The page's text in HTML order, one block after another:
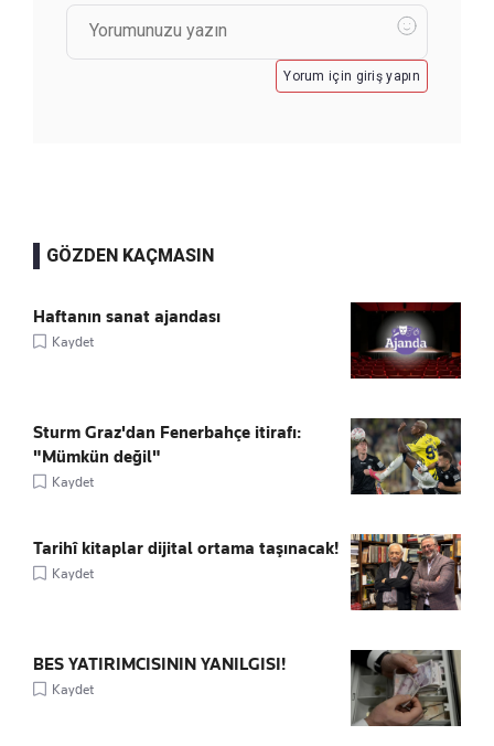
Yorum için giriş yapın
GÖZDEN KAÇMASIN
Haftanın sanat ajandası
Kaydet
Sturm Graz'dan Fenerbahçe itirafı:
"Mümkün değil"
Kaydet
Tarihî kitaplar dijital ortama taşınacak!
Kaydet
BES YATIRIMCISININ YANILGISI!
Kaydet